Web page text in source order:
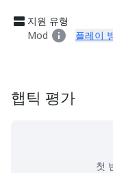
지원 유형
Mod
플레이
햅틱 평가
첫